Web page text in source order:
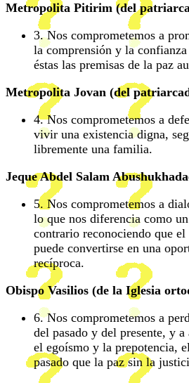
Metropolita Pitirim (del
3. Nos comprometemos a
la comprensión y la
éstas las premisas de la paz
Metropolita Jovan (del
4. Nos comprometemos a
vivir una existencia digna,
libremente una familia.
Jeque Abdel Salam
5. Nos comprometemos a
lo que nos diferencia como
contrario reconociendo que
puede convertirse en una
recíproca.
Obispo Vasilios (de la Iglesia
6. Nos comprometemos a
del pasado y del presente, y
el egoísmo y la prepotencia,
pasado que la paz sin la